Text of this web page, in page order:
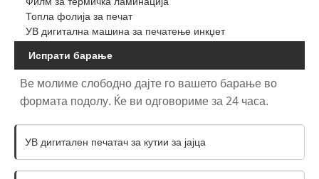
Топла фолија за печат
УВ дигитална машина за печатење инкџет
Испрати барање
Ве молиме слободно дајте го вашето барање во
формата подолу. Ќе ви одговориме за 24 часа.